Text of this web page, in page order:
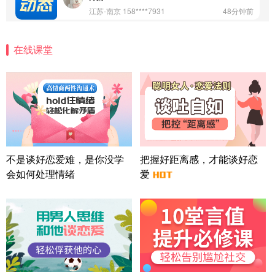
微信用户 巧?媚儿 通过此页面咨询，已获得专属情感
方案
上海-浦东 177****9074
56分钟前
微信用户 Liberty 通过此页面咨询，已获得专属情感
方案
广东-广州 188****5632
12分钟前
微信用户 司马锘 通过此页面咨询，已获得专属情感
微信用户 困困魚? 通过此页面咨询，已获得专属情感
方案
陕西-西安 139****6283
3分钟前
微信用户 喜欢下雨天^ 通过此页面咨询，已获得专属
情感方案
浙江-宁波 150****8921
28分钟前
在线课堂
不是谈好恋爱难，是你没学
会如何处理情绪
把握好距离感，才能谈好恋
爱